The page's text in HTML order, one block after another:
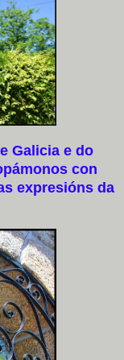
Galicia e do
con
expresións da